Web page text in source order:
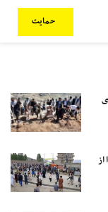
حمایت